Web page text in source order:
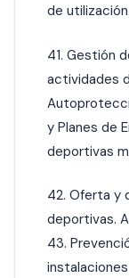
de
41. Gestión
actividades
y Planes de
deportivas
42. Oferta y
deportivas.
43.